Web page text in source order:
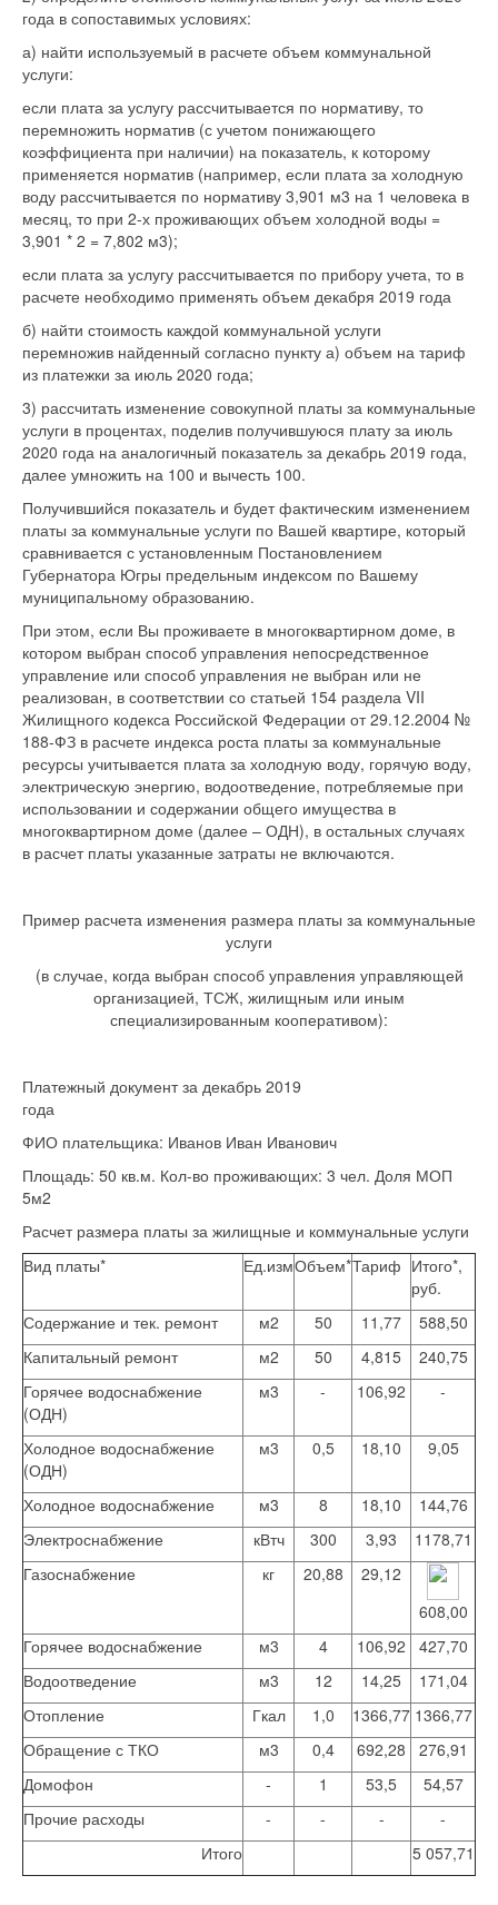
года в сопоставимых условиях:
а) найти используемый в расчете объем коммунальной
услуги:
если плата за услугу рассчитывается по нормативу, то
перемножить норматив (с учетом понижающего
коэффициента при наличии) на показатель, к которому
применяется норматив (например, если плата за холодную
воду рассчитывается по нормативу 3,901 м3 на 1 человека в
месяц, то при 2-х проживающих объем холодной воды =
3,901 * 2 = 7,802 м3);
если плата за услугу рассчитывается по прибору учета, то в
расчете необходимо применять объем декабря 2019 года
б) найти стоимость каждой коммунальной услуги
перемножив найденный согласно пункту а) объем на тариф
из платежки за июль 2020 года;
3) рассчитать изменение совокупной платы за коммунальные
услуги в процентах, поделив получившуюся плату за июль
2020 года на аналогичный показатель за декабрь 2019 года,
далее умножить на 100 и вычесть 100.
Получившийся показатель и будет фактическим изменением
платы за коммунальные услуги по Вашей квартире, который
сравнивается с установленным Постановлением
Губернатора Югры предельным индексом по Вашему
муниципальному образованию.
При этом, если Вы проживаете в многоквартирном доме, в
котором выбран способ управления непосредственное
управление или способ управления не выбран или не
реализован, в соответствии со статьей 154 раздела VII
Жилищного кодекса Российской Федерации от 29.12.2004 №
188-ФЗ в расчете индекса роста платы за коммунальные
ресурсы учитывается плата за холодную воду, горячую воду,
электрическую энергию, водоотведение, потребляемые при
использовании и содержании общего имущества в
многоквартирном доме (далее – ОДН), в остальных случаях
в расчет платы указанные затраты не включаются.
Пример расчета изменения размера платы за коммунальные
услуги
(в случае, когда выбран способ управления управляющей
организацией, ТСЖ, жилищным или иным
специализированным кооперативом):
Платежный документ за декабрь 2019
года
ФИО плательщика: Иванов Иван Иванович
Площадь: 50 кв.м. Кол-во проживающих: 3 чел. Доля МОП
5м2
Расчет размера платы за жилищные и коммунальные услуги
Вид платы*
Ед.измОбъем*Тариф Итого*,
руб.
Содержание и тек. ремонт
м2 50 11,77
588,50
Капитальный ремонт
м2 50 4,815
240,75
Горячее водоснабжение
(ОДН)
м3 - 106,92 -
Холодное водоснабжение
(ОДН)
м3 0,5 18,10 9,05
Холодное водоснабжение м3 8 18,10
144,76
Электроснабжение
кВтч 300 3,93
1178,71
Газоснабжение
кг 20,88
29,12
608,00
Горячее водоснабжение
м3 4 106,92
427,70
Водоотведение
м3 12 14,25
171,04
Отопление
Гкал 1,0 1366,77 1366,77
Обращение с ТКО
м3 0,4 692,28
276,91
Домофон
- 1 53,5
54,57
Прочие расходы
- - -
-
Итого
5 057,71